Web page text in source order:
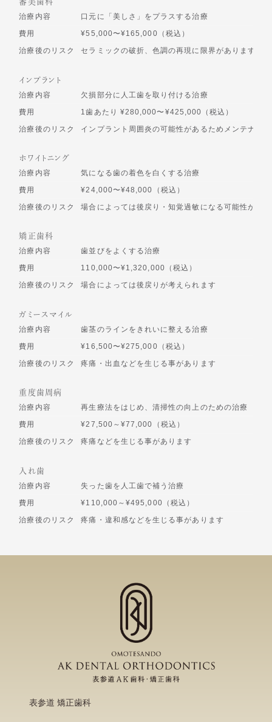
審美歯科
治療内容
口元に「美しさ」をプラスする治療
費用
¥55,000〜¥165,000（税込）
治療後のリスク
セラミックの破折、色調の再現に限界があります
インプラント
治療内容
欠損部分に人工歯を取り付ける治療
費用
1歯あたり ¥280,000〜¥425,000（税込）
治療後のリスク
インプラント周囲炎の可能性があるためメンテナン
ホワイトニング
治療内容
気になる歯の着色を白くする治療
費用
¥24,000〜¥48,000（税込）
治療後のリスク
場合によっては後戻り・知覚過敏になる可能性があ
矯正歯科
治療内容
歯並びをよくする治療
費用
110,000〜¥1,320,000（税込）
治療後のリスク
場合によっては後戻りが考えられます
ガミースマイル
治療内容
歯茎のラインをきれいに整える治療
費用
¥16,500〜¥275,000（税込）
治療後のリスク
疼痛・出血などを生じる事があります
重度歯周病
治療内容
再生療法をはじめ、清掃性の向上のための治療
費用
¥27,500～¥77,000（税込）
治療後のリスク
疼痛などを生じる事があります
入れ歯
治療内容
失った歯を人工歯で補う治療
費用
¥110,000～¥495,000（税込）
治療後のリスク
疼痛・違和感などを生じる事があります
表参道 矯正歯科